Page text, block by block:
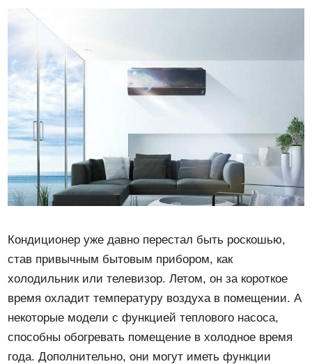
н
Кондиционер уже давно перестал быть роскошью,
став привычным бытовым прибором, как
холодильник или телевизор. Летом, он за короткое
время охладит температуру воздуха в помещении. А
некоторые модели с функцией теплового насоса,
способны обогревать помещение в холодное время
года. Дополнительно, они могут иметь функции